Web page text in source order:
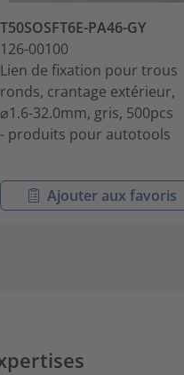
T50SOSFT6E-PA46-GY
126-00100
Lien de fixation pour trous
ronds, crantage extérieur,
⌀1.6-32.0mm, gris, 500pcs
- produits pour autotools
Ajouter aux favoris